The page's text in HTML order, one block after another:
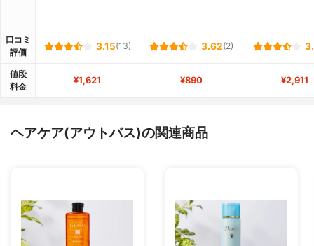
口コミ
評価
3.15(13) 3.62(2)
値段
料金
¥1,621 ¥890 ¥2,911
ヘアケア(アウトバス)の関連商品